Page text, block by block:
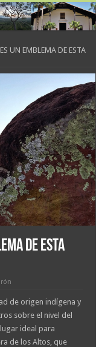
UN EMBLEMA DE ESTA
DE ESTA
de origen indígena y
sobre el nivel del
ideal para
de los Altos, que